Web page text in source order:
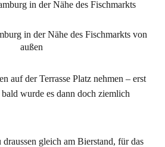
in der Nähe des Fischmarkts von
außen
auf der Terrasse Platz nehmen – erst
wurde es dann doch ziemlich
gleich am Bierstand, für das